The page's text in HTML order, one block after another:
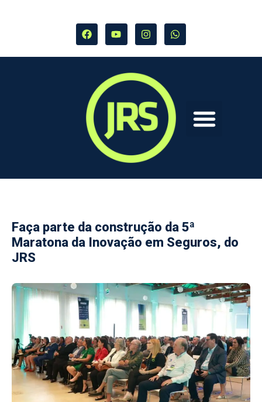
Faça parte da construção da 5ª
Maratona da Inovação em Seguros, do
JRS